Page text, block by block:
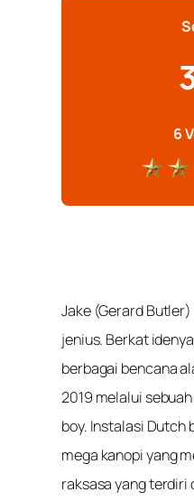
6
Jake (Gerard
jenius. Berkat
berbagai bencana
2019 melalui
boy. Instalasi Dutch
mega kanopi yang
raksasa yang terdiri